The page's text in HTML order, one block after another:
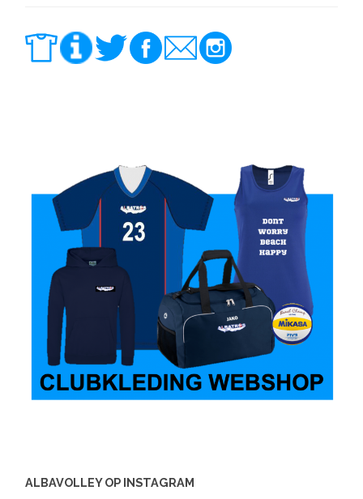
ALBAVOLLEY OP INSTAGRAM